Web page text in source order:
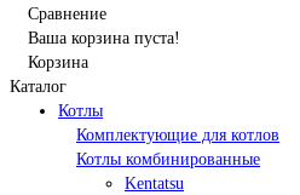
Сравнение
Ваша корзина пуста!
Корзина
Каталог
Котлы
Комплектующие для котлов
Котлы комбинированные
Kentatsu